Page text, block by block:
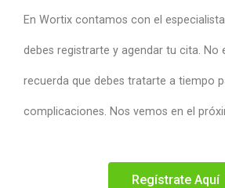
En Wortix contamos con el
debes registrarte y agendar tu cita. No
recuerda que debes tratarte a tiempo
complicaciones. Nos vemos en el
Regístrate Aquí